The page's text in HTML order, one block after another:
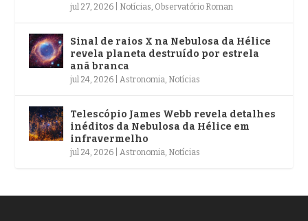
jul 27, 2026 Notícias Observatório Roman
Sinal de raios X na Nebulosa da Hélice
revela planeta destruído por estrela
anã branca
jul 24, 2026 Astronomia Notícias
Telescópio James Webb revela detalhes
inéditos da Nebulosa da Hélice em
infravermelho
jul 24, 2026 Astronomia Notícias